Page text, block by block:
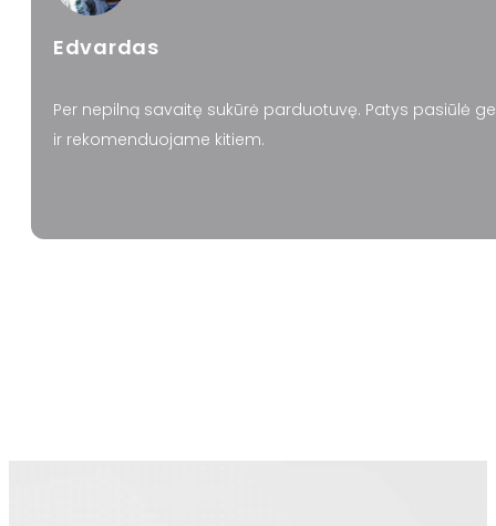
Edvardas
Per nepilną savaitę sukūrė parduotuvę. Patys pasiūlė
ir rekomenduojame kitiem.